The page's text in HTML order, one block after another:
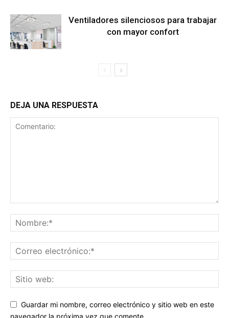
Ventiladores silenciosos para trabajar
con mayor confort
DEJA UNA RESPUESTA
Guardar mi nombre, correo electrónico y sitio web en este
navegador la próxima vez que comente.